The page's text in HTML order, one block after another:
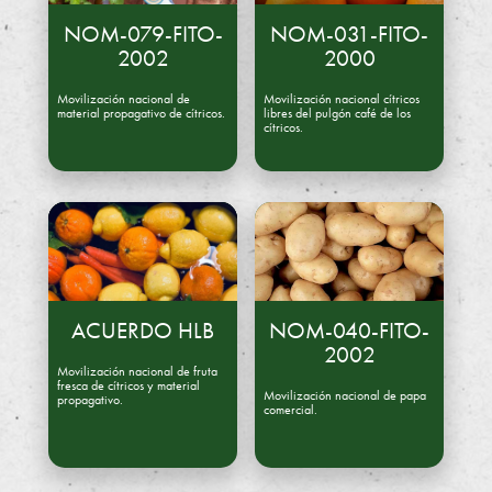
NOM-079-FITO-
2002
Movilización nacional de
material propagativo de cítricos.
NOM-031-FITO-
2000
Movilización nacional cítricos
libres del pulgón café de los
cítricos.
ACUERDO HLB
Movilización nacional de fruta
fresca de cítricos y material
propagativo.
NOM-040-FITO-
2002
Movilización nacional de papa
comercial.